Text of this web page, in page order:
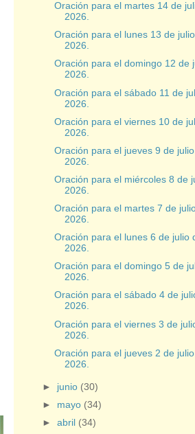
Oración para el martes 14 de
2026.
Oración para el lunes 13 de
2026.
Oración para el domingo 12 de
2026.
Oración para el sábado 11 de
2026.
Oración para el viernes 10 de
2026.
Oración para el jueves 9 de
2026.
Oración para el miércoles 8 de
2026.
Oración para el martes 7 de
2026.
Oración para el lunes 6 de julio
2026.
Oración para el domingo 5 de
2026.
Oración para el sábado 4 de
2026.
Oración para el viernes 3 de
2026.
Oración para el jueves 2 de
2026.
► junio (30)
► mayo (34)
►abril (34)